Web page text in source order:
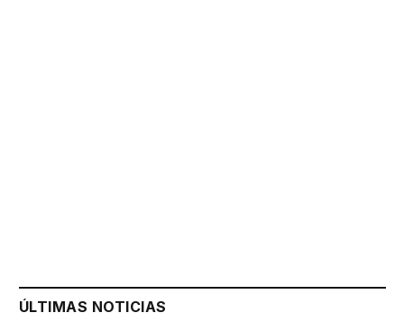
ÚLTIMAS NOTICIAS